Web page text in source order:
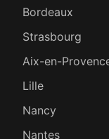
Bordeaux
Strasbourg
Aix-en-
Lille
Nancy
Nantes